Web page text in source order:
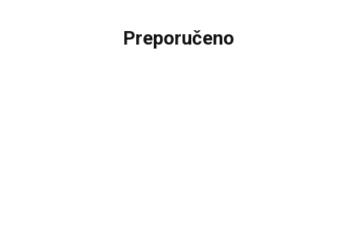
Preporučeno